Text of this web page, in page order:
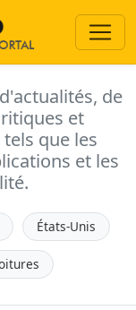
de
et
que les
et les
États-Unis